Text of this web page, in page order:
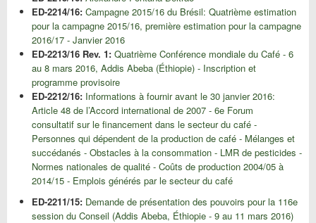
ED-2214/16: Campagne 2015/16 du Brésil: Quatrième estimation
pour la campagne 2015/16, première estimation pour la campagne
2016/17 - Janvier 2016
ED-2213/16 Rev. 1: Quatrième Conférence mondiale du Café - 6
au 8 mars 2016, Addis Abeba (Éthiopie) - Inscription et
programme provisoire
ED-2212/16: Informations à fournir avant le 30 janvier 2016:
Article 48 de l’Accord international de 2007 - 6e Forum
consultatif sur le financement dans le secteur du café -
Personnes qui dépendent de la production de café - Mélanges et
succédanés - Obstacles à la consommation - LMR de pesticides -
Normes nationales de qualité - Coûts de production 2004/05 à
2014/15 - Emplois générés par le secteur du café
ED-2211/15: Demande de présentation des pouvoirs pour la 116e
session du Conseil (Addis Abeba, Éthiopie - 9 au 11 mars 2016)